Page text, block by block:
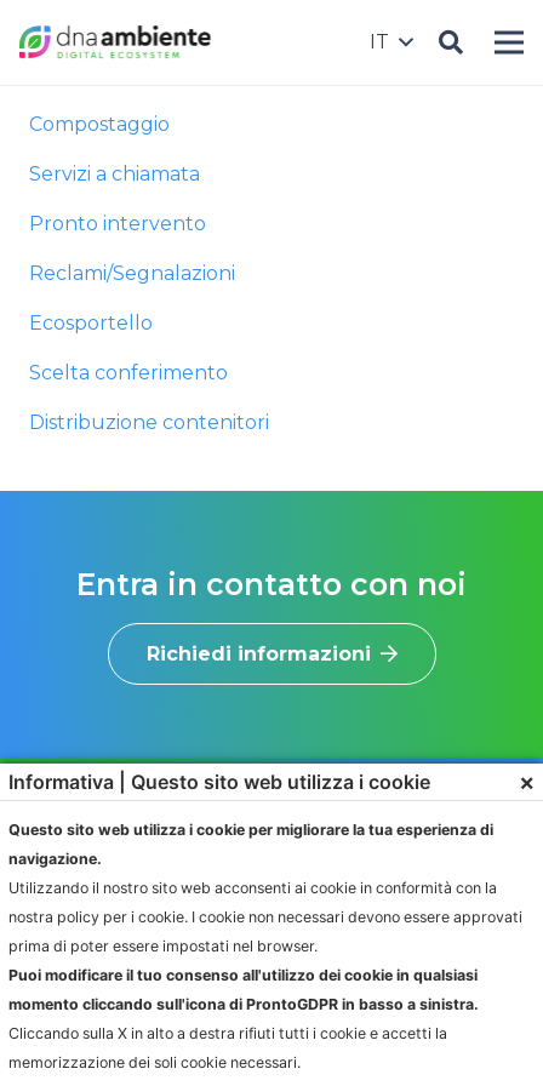
IT
Compostaggio
Servizi a chiamata
Pronto intervento
Reclami/Segnalazioni
Ecosportello
Scelta conferimento
Distribuzione contenitori
Entra in contatto con noi
Richiedi informazioni
SOLUZIONI
RAPPORTO CON L’UTENTE
PRODOTTI
AZIENDE INFORMAZIONI
Informativa | Questo sito web utilizza i cookie ×
Questo sito web utilizza i cookie per migliorare la tua esperienza di
navigazione.
Utilizzando il nostro sito web acconsenti ai cookie in conformità con la
nostra policy per i cookie. I cookie non necessari devono essere approvati
prima di poter essere impostati nel browser.
Puoi modificare il tuo consenso all'utilizzo dei cookie in qualsiasi
momento cliccando sull'icona di ProntoGDPR in basso a sinistra.
Cliccando sulla X in alto a destra rifiuti tutti i cookie e accetti la
memorizzazione dei soli cookie necessari.